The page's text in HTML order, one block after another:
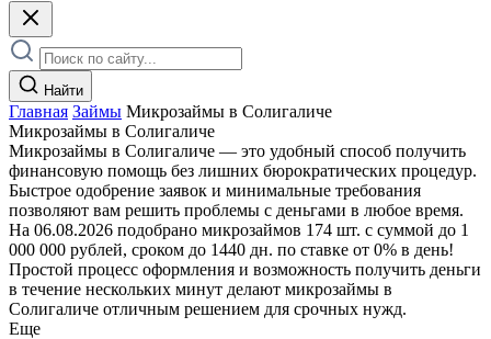
Найти
Главная Займы Микрозаймы в Солигаличе
Микрозаймы в Солигаличе
Микрозаймы в Солигаличе — это удобный способ получить
финансовую помощь без лишних бюрократических процедур.
Быстрое одобрение заявок и минимальные требования
позволяют вам решить проблемы с деньгами в любое время.
На 06.08.2026 подобрано микрозаймов 174 шт. с суммой до 1
000 000 рублей, сроком до 1440 дн. по ставке от 0% в день!
Простой процесс оформления и возможность получить деньги
в течение нескольких минут делают микрозаймы в
Солигаличе отличным решением для срочных нужд.
Еще